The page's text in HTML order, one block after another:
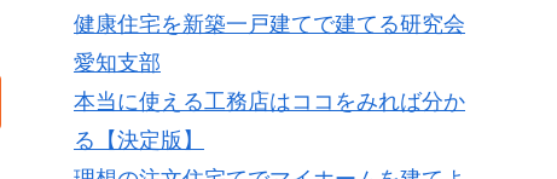
健康住宅を新築一戸建てで建てる研究会
愛知支部
本当に使える工務店はココをみれば分か
る【決定版】